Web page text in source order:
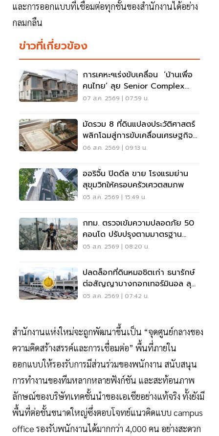
และการออกแบบที่เชื่อมต่อทุกชั้นของสำนักงานได้อย่าง
กลมกลืน
ข่าวที่เกี่ยวข้อง
การเคหะฯเร่งขับเคลื่อน ‘บ้านเพื่อ
คนไทย’ ลุย Senior Complex
ฟื้นฟูเมือง
07 ส.ค. 2569 | 07:59 น.
มัดรวม 8 ที่ดินแปลงประวัติศาสตร์
พลิกโฉมสู่การขับเคลื่อนเศรษฐกิจ
เมือง
06 ส.ค. 2569 | 09:13 น.
ออริจิ้น ปิดดีล ขาย โรงแรมย่าน
สุขุมวิทให้ครอบครัวเศวตสมภพ
05 ส.ค. 2569 | 15:49 น.
กทม. ตรวจเข้มความปลอดภัย 50
คอนโด ปรับปรุงตามมาตรฐาน
เคร่งครัด
05 ส.ค. 2569 | 08:20 น.
ปลดล็อกที่ดินหมอชิตเก่า ธนารักษ์
ต่อสัญญาบางกอกเทอร์มินอล ลุย
บิ๊กโปรเจ็กต์
05 ส.ค. 2569 | 07:42 น.
สำนักงานแห่งใหม่จะถูกพัฒนาขึ้นเป็น “จุดศูนย์กลางของ
ความคิดสร้างสรรค์และการเชื่อมต่อ” พื้นที่ภายใน
ออกแบบให้รองรับการมีส่วนร่วมของพนักงาน สนับสนุน
การทำงานของทีมหลากหลายฟังก์ชัน และสะท้อนภาพ
ลักษณ์ของบริษัทเทคชั้นนำของเอเชียอย่างแท้จริง ทั้งยังมี
พื้นที่ต่อชั้นขนาดใหญ่ซึ่งตอบโจทย์แนวคิดแบบ campus
office รองรับพนักงานได้มากกว่า 4,000 คน อย่างสะดวก